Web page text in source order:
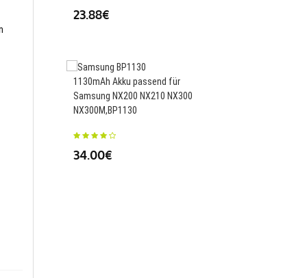
23.88€
1130mAh Akku passend für
Samsung NX200 NX210 NX300
NX300M,BP1130
34.00€